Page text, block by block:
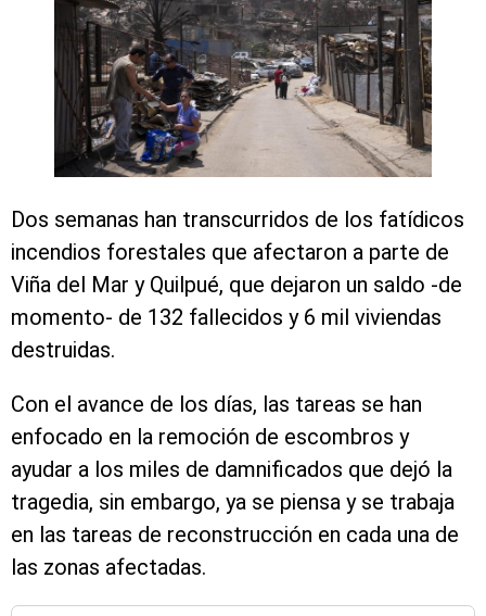
Dos semanas han transcurridos de los fatídicos
incendios forestales que afectaron a parte de
Viña del Mar y Quilpué, que dejaron un saldo -de
momento- de 132 fallecidos y 6 mil viviendas
destruidas.
Con el avance de los días, las tareas se han
enfocado en la remoción de escombros y
ayudar a los miles de damnificados que dejó la
tragedia, sin embargo, ya se piensa y se trabaja
en las tareas de reconstrucción en cada una de
las zonas afectadas.